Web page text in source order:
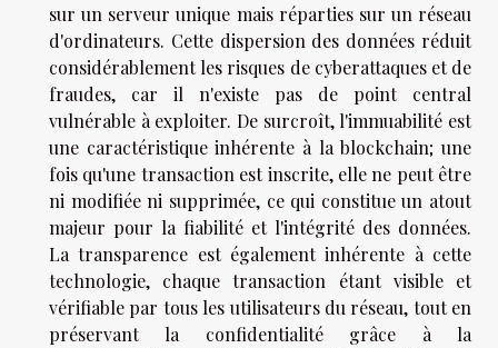
sur un serveur unique mais réparties sur un réseau
d'ordinateurs. Cette dispersion des données réduit
considérablement les risques de cyberattaques et de
fraudes, car il n'existe pas de point central
vulnérable à exploiter. De surcroît, l'immuabilité est
une caractéristique inhérente à la blockchain; une
fois qu'une transaction est inscrite, elle ne peut être
ni modifiée ni supprimée, ce qui constitue un atout
majeur pour la fiabilité et l'intégrité des données.
La transparence est également inhérente à cette
technologie, chaque transaction étant visible et
vérifiable par tous les utilisateurs du réseau, tout en
préservant la confidentialité grâce à la